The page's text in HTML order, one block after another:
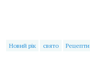
Новий рік свято Рецепти